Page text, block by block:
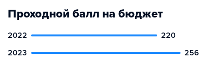
Проходной балл на бюджет
2022
220
2023
256